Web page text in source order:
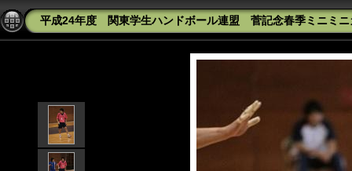
平成24年度 関東学生ハンドボール連盟 菅記念春季ミニミ